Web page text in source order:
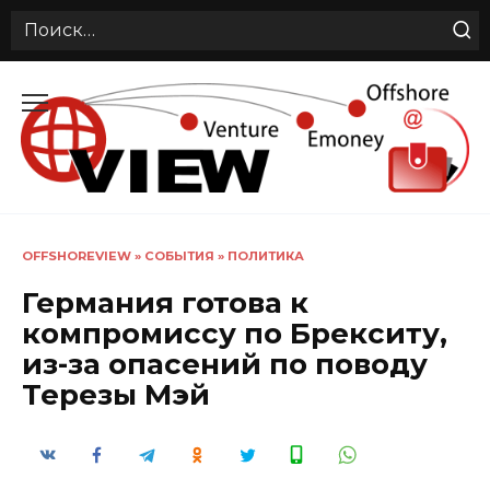
Search
содержанию
OFFSHOREVIEW » СОБЫТИЯ » ПОЛИТИКА
Германия готова к
компромиссу по Брекситу,
из-за опасений по поводу
Терезы Мэй